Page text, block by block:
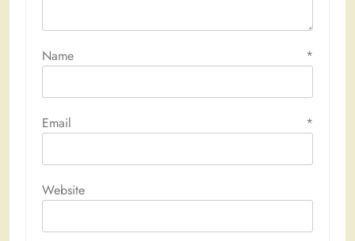
Name *
Email *
Website